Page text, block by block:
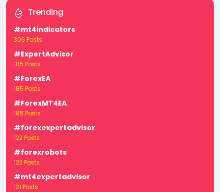
Trending
#mt4indicators
306 Posts
#ExpertAdvisor
185 Posts
#ForexEA
185 Posts
#ForexMT4EA
185 Posts
#forexexpertadvisor
122 Posts
#forexrobots
122 Posts
#mt4expertadvisor
121 Posts